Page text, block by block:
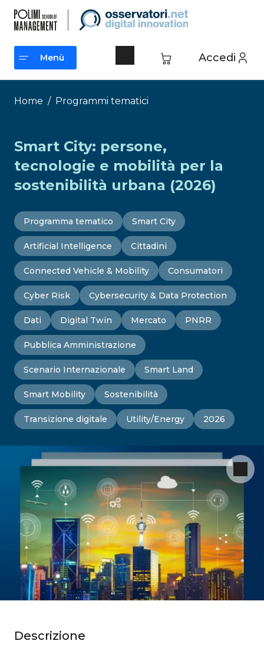
contenuto
Accedi
Menù
Menù
Home / Programmi tematici
Smart City: persone,
tecnologie e mobilità per la
sostenibilità urbana (2026)
Programma tematico Smart City
Artificial Intelligence Cittadini
Connected Vehicle & Mobility Consumatori
Cyber Risk Cybersecurity & Data Protection
Dati Digital Twin Mercato PNRR
Pubblica Amministrazione
Scenario Internazionale Smart Land
Smart Mobility Sostenibilità
Transizione digitale Utility/Energy 2026
Descrizione